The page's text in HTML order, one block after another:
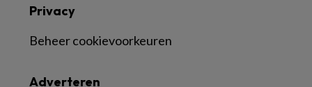
Adverteren
Privacy
Beheer cookievoorkeuren